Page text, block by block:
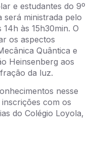
e estudantes do 9º
será ministrada pelo
às 15h30min. O
os aspectos
Quântica e
Heinsenberg aos
da luz.
nesse
com os
do Colégio Loyola,